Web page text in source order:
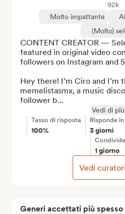
Generi accettati più spesso
92k
Molto impattante
(Molto)
CONTENT CREATOR —
featured in original video
followers on Instagram and
Hey there! I’m Ciro and I’m
memelistasmx, a music
follower b...
Vedi di più
Tasso di risposta
100%
Risponde in
3 giorni
1 giorno
Vedi